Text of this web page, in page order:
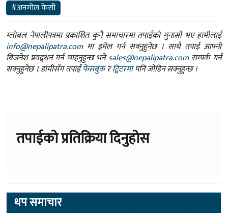
#अनमोल केसी
ग्लोबल नेपालीपत्रमा प्रकाशित कुनै समाचारमा तपाईंको गुनासो भए हामीलाई
info@nepalipatra.comमा इमेल गर्न सक्नुहुनेछ । साथै तपाई आफ्नो
बिजनेश प्रवद्र्धन गर्न चाहनुहुन्छ भनेsales@nepalipatra.comसम्पर्क गर्न
सक्नुहुनेछ । हामीसँग तपाईंफेसबुकरट्विटरमापनि जोडिन सक्नुहुन्छ ।
तपाईको प्रतिक्रिया दिनुहोस
थप समाचार